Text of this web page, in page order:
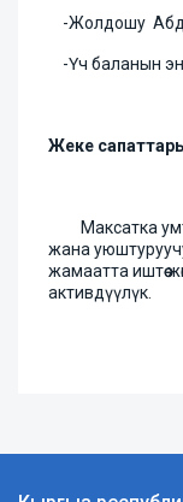
-Жолдошу
-Үч баланын
Жеке
Максатка
жана
жамаатта иштөө
активдүүлүк.